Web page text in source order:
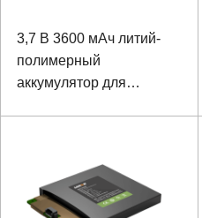
3,7 В 3600 мАч литий-
полимерный
аккумулятор для